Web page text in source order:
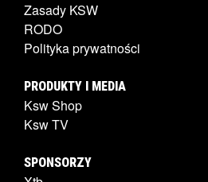
Zasady KSW
RODO
Polityka prywatności
PRODUKTY I MEDIA
Ksw Shop
Ksw TV
SPONSORZY